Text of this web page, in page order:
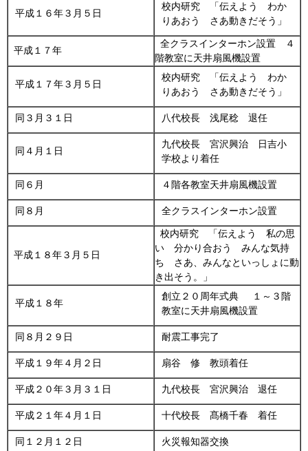
平成１６年３月５日
校内研究 「伝えよう わか
りあおう さあ動きだそう」
平成１７年
全クラスインターホン設置 ４
階教室に天井扇風機設置
平成１７年３月５日
校内研究 「伝えよう わか
りあおう さあ動きだそう」
同３月３１日 八代校長 浅尾稔 退任
同４月１日
九代校長 宮沢興治 日吉小
学校より着任
同６月 ４階各教室天井扇風機設置
同８月 全クラスインターホン設置
平成１８年３月５日
校内研究 「伝えよう 私の思
い 分かり合おう みんな気持
ち さあ、みんなといっしょに動
き出そう。」
平成１８年
創立２０周年式典 １～３階
教室に天井扇風機設置
同８月２９日 耐震工事完了
平成１９年４月２日 扇谷 修 教頭着任
平成２０年３月３１日 九代校長 宮沢興治 退任
平成２１年４月１日 十代校長 髙橋千春 着任
同１２月１２日 火災報知器交換